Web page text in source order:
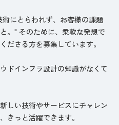
にとらわれず、お客様の課題
。" そのために、柔軟な発想で
ださる方を募集しています。
ドインフラ設計の知識がなくて
しい技術やサービスにチャレン
きっと活躍できます。